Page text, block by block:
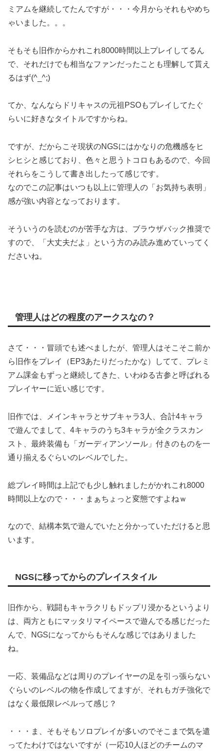
ミアムを継続してたんですが・・・今月からそれもやめち
ゃいました。。。
そもそも旧作からかれこれ8000時間以上プレイしてるん
で、それだけでも相当なファンだったことも理解して貰え
るはず(^_^;)
てか、なんならドリキャスの元祖PSOもプレイしてたぐ
らいに好きなタイトルですからね。
ですが、だからこそ現状のNGSにはかなりの危機感をヒ
シヒシと感じており、色々と思うトコロもあるので、今回
それらをこうして書き出したって感じです。
なのでこの記事はいつも以上に管理人の「お気持ち表明」
感が強い内容となっております。
そういうのを読むのが苦手な方は、ブラウザバック推奨で
すので、「大丈夫だよ」という方のみ読み進めていってく
ださいね。
管理人はどの程度のアークスなの？
さて・・・冒頭でも述べましたが、管理人はそこそこ前か
ら旧作をプレイ（EP3あたりだったかな）してて、プレミ
アム課金もずっと継続してきた、いわゆる古参と呼ばれる
プレイヤーに近い感じです。
旧作では、メインキャラとサブキャラ3人、合計4キャラ
で遊んでまして、4キャラのうち3キャラが全クラスカン
スト、最終装備も「ガーディアンソール」付きのものを一
通り揃えるぐらいのレベルでした。
総プレイ時間は上記でも少し触れましたがかれこれ8000
時間以上なので・・・まぁちょっと変態ですよねｗ
なので、結構本気で遊んでいたと分かっていただけると思
います。
NGSに移ってからのプレイスタイル
旧作から、戦闘もキャラクリもドップリ浸かるというより
は、両方ともにマッタリマイペースで遊んでる感じだった
んで、NGSになってからもそんな感じではありました
ね。
一応、装備品などは周りのプレイヤーの足を引っ張らない
ぐらいのレベルの物を作成してますが、それもガチ強化で
はなく最低限レベルって感じ？
・・・ま、そもそもソロプレイが多いのでそこまで気を遣
ってたわけではないですが（一応10人ほどのチームのマ